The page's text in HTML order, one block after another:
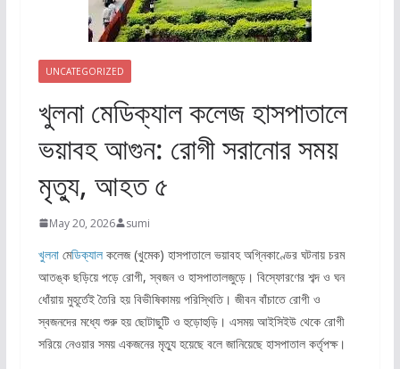
UNCATEGORIZED
খুলনা মেডিক্যাল কলেজ হাসপাতালে
ভয়াবহ আগুন: রোগী সরানোর সময়
মৃত্যু, আহত ৫
May 20, 2026 sumi
খুলনামেডিক্যাল কলেজ (খুমেক) হাসপাতালে ভয়াবহ অগ্নিকাণ্ডের ঘটনায় চরম
আতঙ্ক ছড়িয়ে পড়ে রোগী, স্বজন ও হাসপাতালজুড়ে। বিস্ফোরণের শব্দ ও ঘন
ধোঁয়ায় মুহূর্তেই তৈরি হয় বিভীষিকাময় পরিস্থিতি। জীবন বাঁচাতে রোগী ও
স্বজনদের মধ্যে শুরু হয় ছোটাছুটি ও হুড়োহুড়ি। এসময় আইসিইউ থেকে রোগী
সরিয়ে নেওয়ার সময় একজনের মৃত্যু হয়েছে বলে জানিয়েছে হাসপাতাল কর্তৃপক্ষ।